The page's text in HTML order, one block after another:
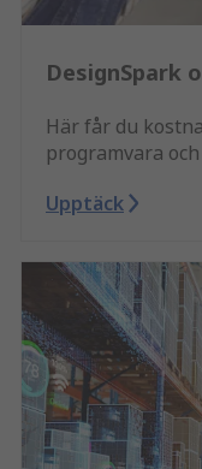
DesignSpark
Här får du
programvara
Upptäck